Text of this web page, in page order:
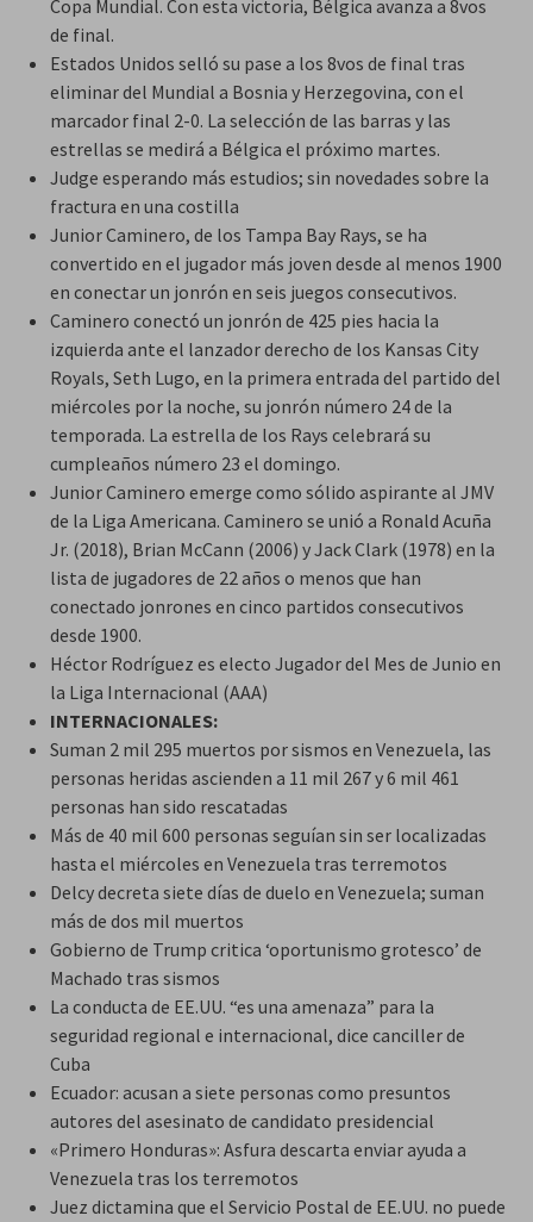
Copa Mundial. Con esta victoria, Bélgica avanza a 8vos
de final.
Estados Unidos selló su pase a los 8vos de final tras
eliminar del Mundial a Bosnia y Herzegovina, con el
marcador final 2-0. La selección de las barras y las
estrellas se medirá a Bélgica el próximo martes.
Judge esperando más estudios; sin novedades sobre la
fractura en una costilla
Junior Caminero, de los Tampa Bay Rays, se ha
convertido en el jugador más joven desde al menos 1900
en conectar un jonrón en seis juegos consecutivos.
Caminero conectó un jonrón de 425 pies hacia la
izquierda ante el lanzador derecho de los Kansas City
Royals, Seth Lugo, en la primera entrada del partido del
miércoles por la noche, su jonrón número 24 de la
temporada. La estrella de los Rays celebrará su
cumpleaños número 23 el domingo.
Junior Caminero emerge como sólido aspirante al JMV
de la Liga Americana. Caminero se unió a Ronald Acuña
Jr. (2018), Brian McCann (2006) y Jack Clark (1978) en la
lista de jugadores de 22 años o menos que han
conectado jonrones en cinco partidos consecutivos
desde 1900.
Héctor Rodríguez es electo Jugador del Mes de Junio en
la Liga Internacional (AAA)
INTERNACIONALES:
Suman 2 mil 295 muertos por sismos en Venezuela, las
personas heridas ascienden a 11 mil 267 y 6 mil 461
personas han sido rescatadas
Más de 40 mil 600 personas seguían sin ser localizadas
hasta el miércoles en Venezuela tras terremotos
Delcy decreta siete días de duelo en Venezuela; suman
más de dos mil muertos
Gobierno de Trump critica ‘oportunismo grotesco’ de
Machado tras sismos
La conducta de EE.UU. “es una amenaza” para la
seguridad regional e internacional, dice canciller de
Cuba
Ecuador: acusan a siete personas como presuntos
autores del asesinato de candidato presidencial
«Primero Honduras»: Asfura descarta enviar ayuda a
Venezuela tras los terremotos
Juez dictamina que el Servicio Postal de EE.UU. no puede